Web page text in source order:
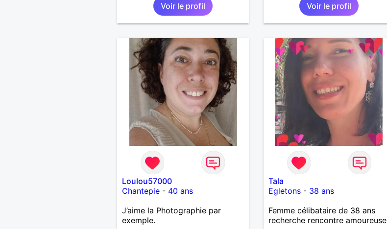
Voir le profil Voir le profil
Loulou57000
Chantepie- 40 ans
J’aime la Photographie par
exemple.
Tala
Egletons- 38 ans
Femme célibataire de 38 ans
recherche rencontre amoureuse